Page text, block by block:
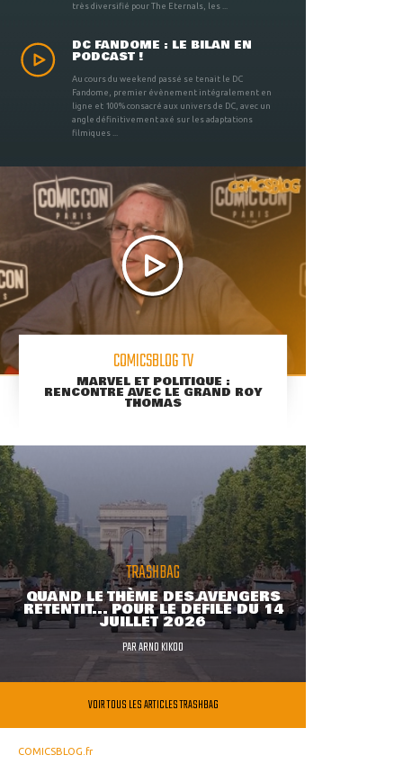
très diversifié pour The Eternals, les ...
DC FANDOME : LE BILAN EN
PODCAST !
Au cours du weekend passé se tenait le DC
Fandome, premier évènement intégralement en
ligne et 100% consacré aux univers de DC, avec un
angle définitivement axé sur les adaptations
filmiques ...
COMICSBLOG TV
MARVEL ET POLITIQUE :
RENCONTRE AVEC LE GRAND ROY
THOMAS
TRASHBAG
QUAND LE THÈME DES AVENGERS
RETENTIT... POUR LE DÉFILÉ DU 14
JUILLET 2026
PARARNO KIKOO
VOIR TOUS LES ARTICLES TRASHBAG
COMICSBLOG.fr